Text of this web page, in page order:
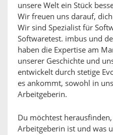
unsere Welt ein Stück
Wir freuen uns darauf,
Wir sind Spezialist für
Softwaretest. imbus und
haben die Expertise am
unserer Geschichte und
entwickelt durch stetige
es ankommt, sowohl in
Arbeitgeberin.
Du möchtest
Arbeitgeberin ist und was